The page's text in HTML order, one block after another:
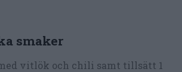
smaker
vitlök och chili samt tillsätt 1